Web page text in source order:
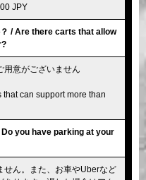
JPY
/ Are there carts that allow
用意がございません
that can support more than
Do you have parking at your
せん。また、お車やUberなど